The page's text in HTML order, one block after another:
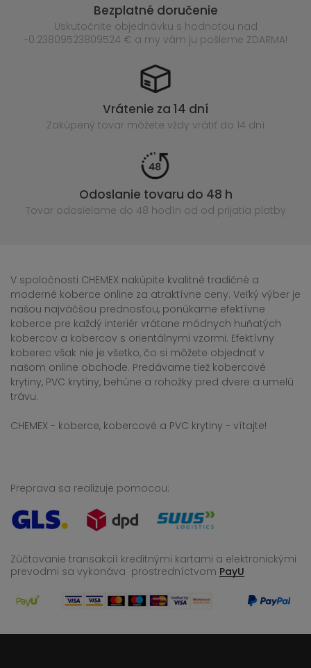
Bezplatné doručenie
Uskutočnite objednávku s hodnotou nad
-0.23809523809524 € a my vám ju pošleme ZDARMA!
Vrátenie za 14 dní
Zakúpený tovar môžete vždy vrátiť do 14 dní
Odoslanie tovaru do 48 h
Tovar odosielame do 48 hodín od od prijatia platby
V spoločnosti CHEMEX nakúpite kvalitné tradičné a
moderné koberce online za atraktívne ceny. Veľký výber je
našou najväčšou prednosťou, ponúkame efektívne
koberce pre každý interiér vrátane módnych huňatých
kobercov a kobercov s orientálnymi vzormi. Efektívny
koberec však nie je všetko, čo si môžete objednať v
našom online obchode. Predávame tiež kobercové
krytiny, PVC krytiny, behúne a rohožky pred dvere a umelú
trávu.
CHEMEX - koberce, kobercové a PVC krytiny - vítajte!
Preprava sa realizuje pomocou:
Zúčtovanie transakcií kreditnými kartami a elektronickými
prevodmi sa vykonáva prostredníctvom PayU